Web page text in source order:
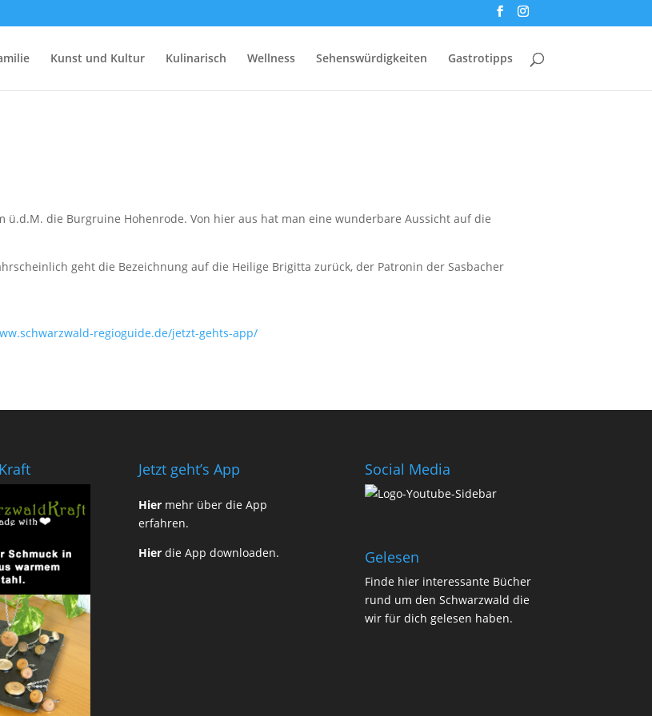
Kunst und Kultur Kulinarisch Wellness Sehenswürdigkeiten Gastrotipps
ü.d.M. die Burgruine Hohenrode. Von hier aus hat man eine wunderbare Aussicht auf die
geht die Bezeichnung auf die Heilige Brigitta zurück, der Patronin der Sasbacher
regioguide.de/jetzt-gehts-app/
Jetzt geht’s App
Hiermehr über die App
erfahren.
Hierdie App downloaden.
Social Media
Gelesen
Finde hier interessante Bücher
rund um den Schwarzwald die
wir für dich gelesen haben.